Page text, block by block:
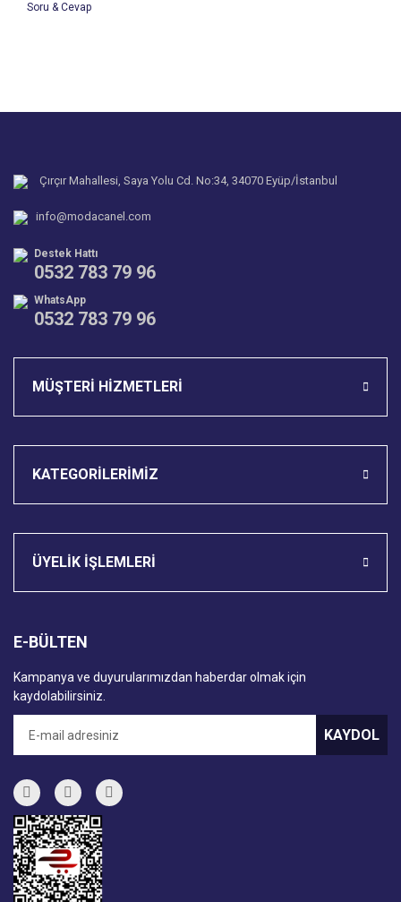
Bu ürüne benzer farklı alternatifler olmalı.
Soru & Cevap
Çırçır Mahallesi, Saya Yolu Cd. No:34, 34070 Eyüp/İstanbul
info@modacanel.com
Destek Hattı
0532 783 79 96
WhatsApp
0532 783 79 96
MÜŞTERİ HİZMETLERİ
KATEGORİLERİMİZ
ÜYELİK İŞLEMLERİ
E-BÜLTEN
Kampanya ve duyurularımızdan haberdar olmak için
kaydolabilirsiniz.
KAYDOL